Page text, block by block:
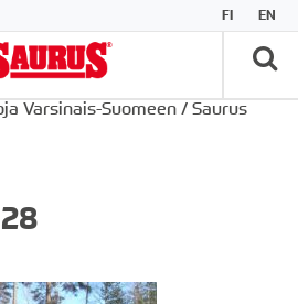
FI EN
Varsinais-Suomeen / Saurus